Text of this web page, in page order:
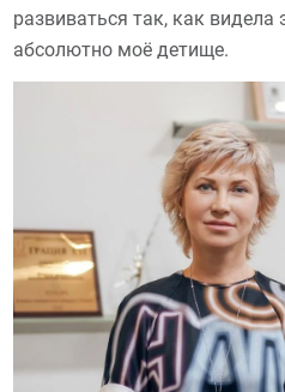
развиваться так, как видела
абсолютно моё детище.